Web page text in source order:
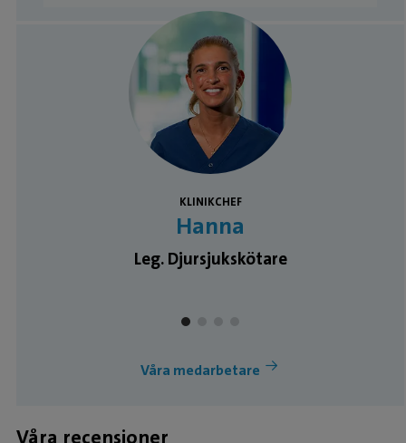
Medarbetare
KLINIKCHEF
Hanna
Leg. Djursjukskötare
Våra medarbetare
Våra recensioner